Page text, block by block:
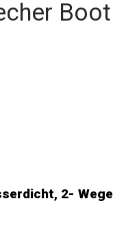
Boot
2- Wege